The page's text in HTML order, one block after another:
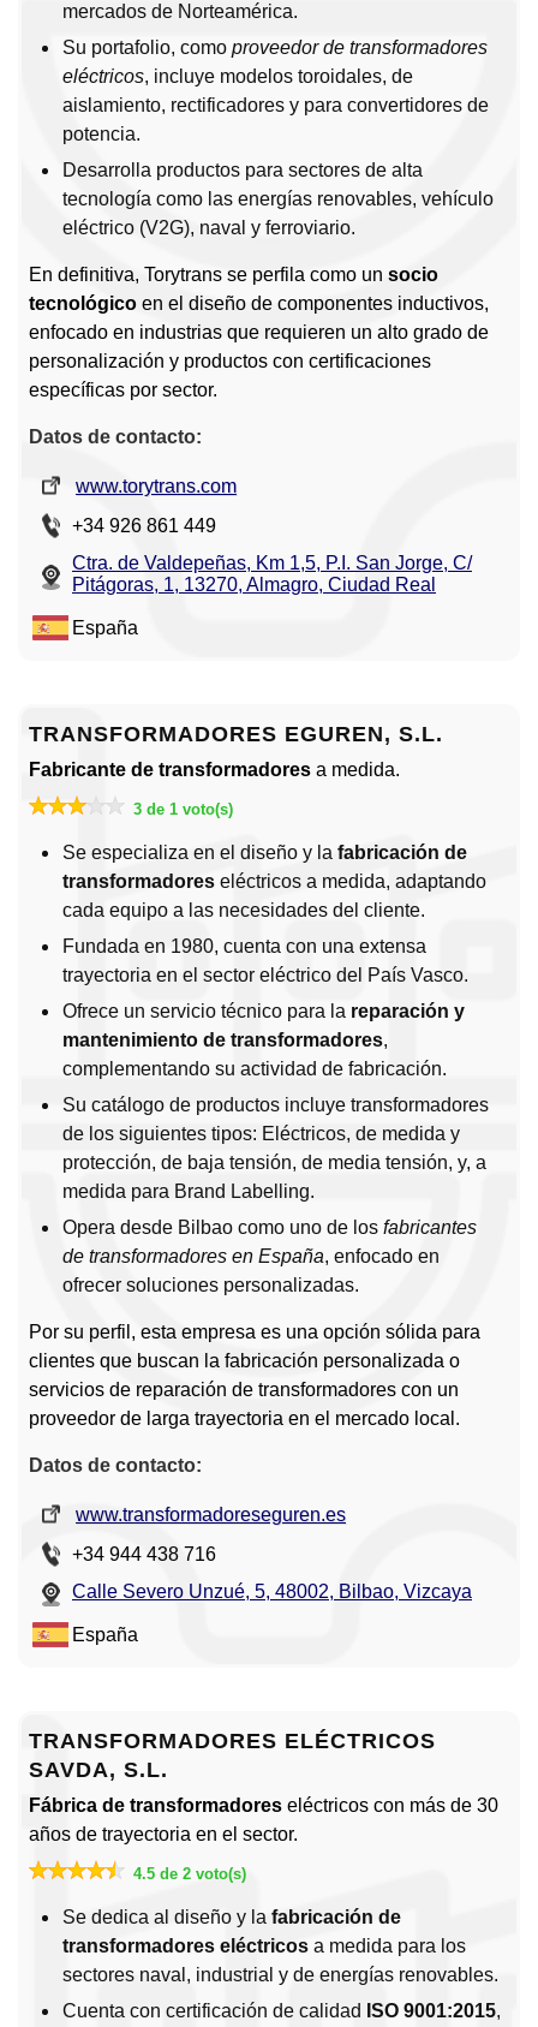
mercados de Norteamérica.
Su portafolio, como proveedor de transformadores
eléctricos, incluye modelos toroidales, de
aislamiento, rectificadores y para convertidores de
potencia.
Desarrolla productos para sectores de alta
tecnología como las energías renovables, vehículo
eléctrico (V2G), naval y ferroviario.
En definitiva, Torytrans se perfila como un socio
tecnológico en el diseño de componentes inductivos,
enfocado en industrias que requieren un alto grado de
personalización y productos con certificaciones
específicas por sector.
Datos de contacto:
www.torytrans.com
+34 926 861 449
Ctra. de Valdepeñas, Km 1,5, P.I. San Jorge, C/
Pitágoras, 1, 13270, Almagro, Ciudad Real
España
TRANSFORMADORES EGUREN, S.L.
Fabricante de transformadores a medida.
3 de 1 voto(s)
Se especializa en el diseño y la fabricación de
transformadores eléctricos a medida, adaptando
cada equipo a las necesidades del cliente.
Fundada en 1980, cuenta con una extensa
trayectoria en el sector eléctrico del País Vasco.
Ofrece un servicio técnico para la reparación y
mantenimiento de transformadores,
complementando su actividad de fabricación.
Su catálogo de productos incluye transformadores
de los siguientes tipos: Eléctricos, de medida y
protección, de baja tensión, de media tensión, y, a
medida para Brand Labelling.
Opera desde Bilbao como uno de los fabricantes
de transformadores en España, enfocado en
ofrecer soluciones personalizadas.
Por su perfil, esta empresa es una opción sólida para
clientes que buscan la fabricación personalizada o
servicios de reparación de transformadores con un
proveedor de larga trayectoria en el mercado local.
Datos de contacto:
www.transformadoreseguren.es
+34 944 438 716
Calle Severo Unzué, 5, 48002, Bilbao, Vizcaya
España
TRANSFORMADORES ELÉCTRICOS
SAVDA, S.L.
Fábrica de transformadores eléctricos con más de 30
años de trayectoria en el sector.
4.5 de 2 voto(s)
Se dedica al diseño y la fabricación de
transformadores eléctricos a medida para los
sectores naval, industrial y de energías renovables.
Cuenta con certificación de calidad ISO 9001:2015,